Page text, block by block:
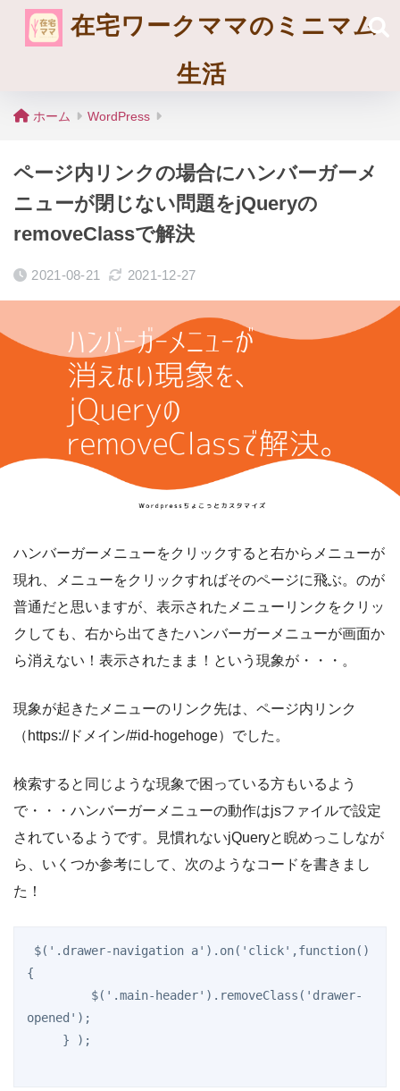
在宅ワークママのミニマム
生活
ホーム WordPress
ページ内リンクの場合にハンバーガーメ
ニューが閉じない問題をjQueryの
removeClassで解決
2021-08-21 2021-12-27
ハンバーガーメニューをクリックすると右からメニューが
現れ、メニューをクリックすればそのページに飛ぶ。のが
普通だと思いますが、表示されたメニューリンクをクリッ
クしても、右から出てきたハンバーガーメニューが画面か
ら消えない！表示されたまま！という現象が・・・。
現象が起きたメニューのリンク先は、ページ内リンク
（https://ドメイン/#id-hogehoge）でした。
検索すると同じような現象で困っている方もいるよう
で・・・ハンバーガーメニューの動作はjsファイルで設定
されているようです。見慣れないjQueryと睨めっこしなが
ら、いくつか参考にして、次のようなコードを書きまし
た！
$('.drawer-navigation a').on('click',function()
{
opened');